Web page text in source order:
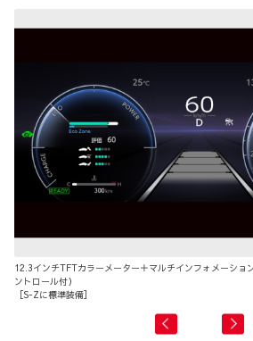
12.3インチTFTカラーメーター＋マルチインフォメーショ
ントロール付）
［S-Zに標準装備］